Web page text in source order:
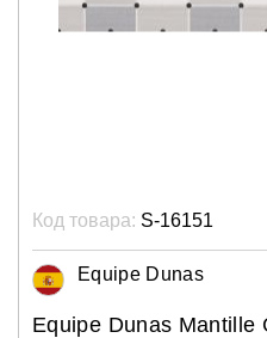
Код товара: S-16151
Equipe Dunas
Equipe Dunas Mantille